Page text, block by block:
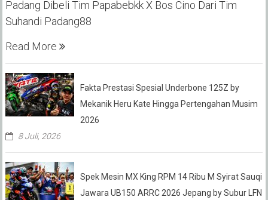
Padang Dibeli Tim Papabebkk X Bos Cino Dari Tim
Suhandi Padang88
Read More
Fakta Prestasi Spesial Underbone 125Z by
Mekanik Heru Kate Hingga Pertengahan Musim
2026
8 Juli, 2026
Spek Mesin MX King RPM 14 Ribu M Syirat Sauqi
Jawara UB150 ARRC 2026 Jepang by Subur LFN